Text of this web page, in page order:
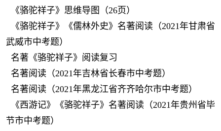
《骆驼祥子》思维导图（26页）
《骆驼祥子》《儒林外史》名著阅读（2021年甘肃省
武威市中考题）
名著《骆驼祥子》阅读复习
名著阅读（2021年吉林省长春市中考题）
名著阅读（2021年黑龙江省齐齐哈尔市中考题）
《西游记》《骆驼祥子》名著阅读（2021年贵州省毕
节市中考题）